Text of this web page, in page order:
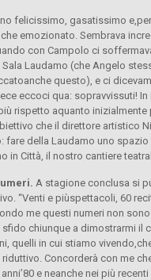
felicissimo, gasatissimo
emozionato. Sembrava
con Campolo ci
Laudamo (che Angelo
questo), e ci
eccoci qua: sopravvissuti!
rispetto aquanto inizialmente
che il direttore artistico
fare della Laudamo uno spazio
in Città, il nostro cantiere
A stagione conclusa si
“Venti e piùspettacoli, 60
me questi numeri non
chiunque a dimostrarmi il
quelli in cui stiamo
Concorderà con me
e neanche nei più recenti